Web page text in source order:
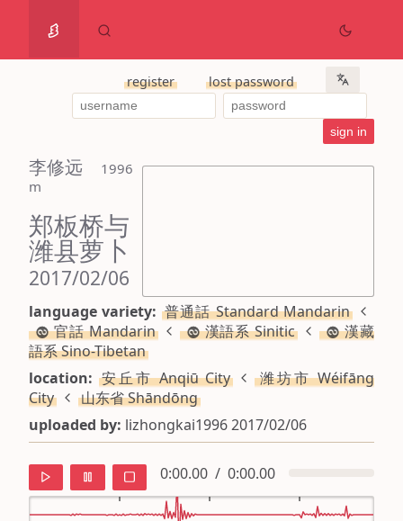
register lost password
李修远
1996
m
郑板桥与
潍县萝卜
2017/02/06
language variety: 普通話 Standard Mandarin
官話 Mandarin
漢語系 Sinitic
漢藏
語系 Sino-Tibetan
location: 安丘市 Anqiū City
潍坊市 Wéifāng
City
山东省 Shāndōng
uploaded by: lizhongkai1996 2017/02/06
0:00.00 / 0:00.00